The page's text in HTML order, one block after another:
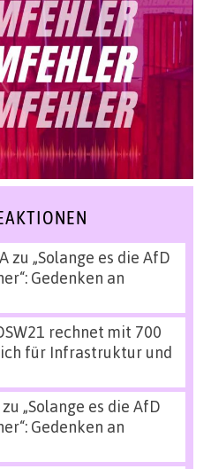
zu „Solange es die AfD
Gedenken an
rechnet mit 700
für Infrastruktur und
zu „Solange es die AfD
Gedenken an